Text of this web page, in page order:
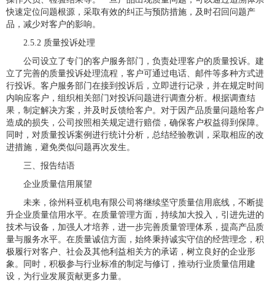
快速定位问题根源，采取有效的纠正与预防措施，及时召回问题产
品，减少对客户的影响。
2.5.2 质量投诉处理
公司设立了专门的客户服务部门，负责处理客户的质量投诉。建
立了完善的质量投诉处理流程，客户可通过电话、邮件等多种方式进
行投诉。客户服务部门在接到投诉后，立即进行记录，并在规定时间
内响应客户，组织相关部门对投诉问题进行调查分析。根据调查结
果，制定解决方案，并及时反馈给客户。对于因产品质量问题给客户
造成的损失，公司按照相关规定进行赔偿，确保客户权益得到保障。
同时，对质量投诉案例进行统计分析，总结经验教训，采取相应的改
进措施，避免类似问题再次发生。
三、报告结语
企业质量信用展望
未来，徐州科亚机电有限公司将继续坚守质量信用底线，不断提
升企业质量信用水平。在质量管理方面，持续加大投入，引进先进的
技术与设备，加强人才培养，进一步完善质量管理体系，提高产品质
量与服务水平。在质量诚信方面，始终秉持诚实守信的经营理念，积
极履行对客户、社会及其他利益相关方的承诺，树立良好的企业形
象。同时，积极参与行业标准的制定与修订，推动行业质量信用建
设，为行业发展贡献更多力量。